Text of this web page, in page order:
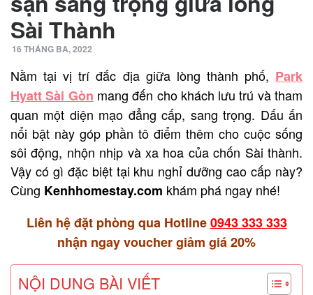
Sài Thành
16 THÁNG BA, 2022
Nằm tại vị trí đắc địa giữa lòng thành phố, Park
Hyatt Sài Gòn mang đến cho khách lưu trú và tham
quan một diện mạo đẳng cấp, sang trọng. Dấu ấn
nổi bật này góp phần tô điểm thêm cho cuộc sống
sôi động, nhộn nhịp và xa hoa của chốn Sài thành.
Vậy có gì đặc biệt tại khu nghỉ dưỡng cao cấp này?
Cùng Kenhhomestay.com khám phá ngay nhé!
Liên hệ đặt phòng qua Hotline 0943 333 333
nhận ngay voucher giảm giá 20%
NỘI DUNG BÀI VIẾT